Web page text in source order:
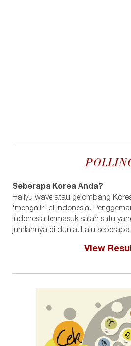
Seberapa Korea Anda?
Hallyu wave atau gelombang
'mengalir' di Indonesia.
Indonesia termasuk salah satu
jumlahnya di dunia. Lalu
View